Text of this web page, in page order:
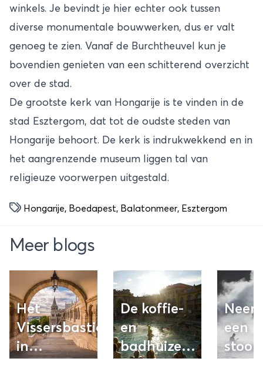
winkels. Je bevindt je hier echter ook tussen
diverse monumentale bouwwerken, dus er valt
genoeg te zien. Vanaf de Burchtheuvel kun je
bovendien genieten van een schitterend overzicht
over de stad.
De grootste kerk van Hongarije is te vinden in de
stad Esztergom, dat tot de oudste steden van
Hongarije behoort. De kerk is indrukwekkend en in
het aangrenzende museum liggen tal van
religieuze voorwerpen uitgestald.
Hongarije, Boedapest, Balatonmeer, Esztergom
Meer blogs
Het
Vissersbastion
in
De koffie-
en
badhuizen
een